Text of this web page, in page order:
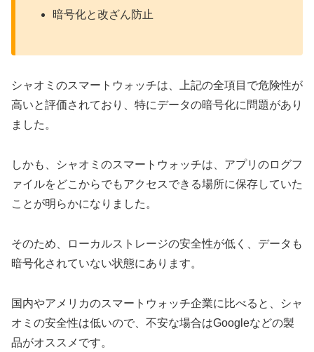
暗号化と改ざん防止
シャオミのスマートウォッチは、上記の全項目で危険性が
高いと評価されており、特にデータの暗号化に問題があり
ました。
しかも、シャオミのスマートウォッチは、アプリのログフ
ァイルをどこからでもアクセスできる場所に保存していた
ことが明らかになりました。
そのため、ローカルストレージの安全性が低く、データも
暗号化されていない状態にあります。
国内やアメリカのスマートウォッチ企業に比べると、シャ
オミの安全性は低いので、不安な場合はGoogleなどの製
品がオススメです。